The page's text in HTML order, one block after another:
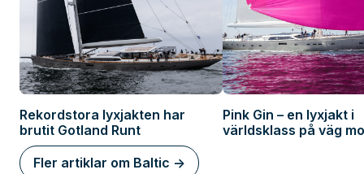
Rekordstora lyxjakten har
brutit Gotland Runt
Pink Gin – en lyxjakt i
världsklass på väg
Fler artiklar om Baltic ->